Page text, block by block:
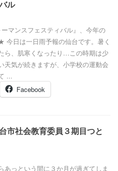
ル
ーマンスフェスティバル』、今年の
日は一日雨予報の仙台です。暑く
ら、肌寒くなったり…この時期は少
天気が続きますが、小学校の運動会
...
Facebook
市社会教育委員３期目つと
あっという間に３か月が過ぎてしま